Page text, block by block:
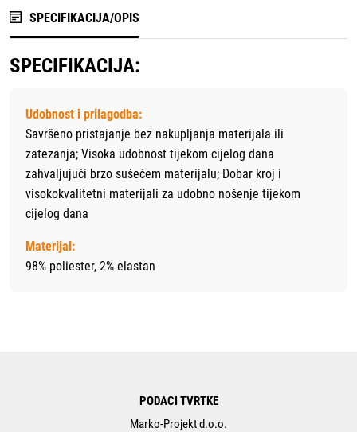
SPECIFIKACIJA/OPIS
SPECIFIKACIJA:
Udobnost i prilagodba:
Savršeno pristajanje bez nakupljanja materijala ili
zatezanja; Visoka udobnost tijekom cijelog dana
zahvaljujući brzo sušećem materijalu; Dobar kroj i
visokokvalitetni materijali za udobno nošenje tijekom
cijelog dana
Materijal:
98% poliester, 2% elastan
PODACI TVRTKE
Marko-Projekt d.o.o.